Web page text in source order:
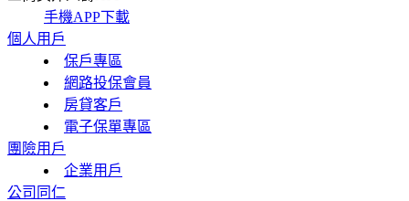
手機APP下載
個人用戶
保戶專區
網路投保會員
房貸客戶
電子保單專區
團險用戶
企業用戶
公司同仁